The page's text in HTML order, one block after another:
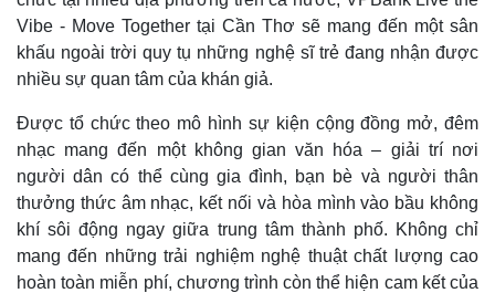
Vibe - Move Together tại Cần Thơ sẽ mang đến một sân
khấu ngoài trời quy tụ những nghệ sĩ trẻ đang nhận được
nhiều sự quan tâm của khán giả.
Được tổ chức theo mô hình sự kiện cộng đồng mở, đêm
nhạc mang đến một không gian văn hóa – giải trí nơi
người dân có thể cùng gia đình, bạn bè và người thân
thưởng thức âm nhạc, kết nối và hòa mình vào bầu không
khí sôi động ngay giữa trung tâm thành phố. Không chỉ
mang đến những trải nghiệm nghệ thuật chất lượng cao
hoàn toàn miễn phí, chương trình còn thể hiện cam kết của